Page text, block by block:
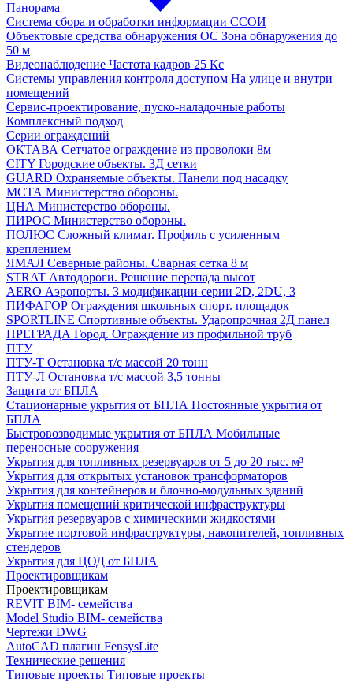
Панорама
Система сбора и обработки информации ССОИ
Объектовые средства обнаружения ОС Зона обнаружения до
50 м
Видеонаблюдение Частота кадров 25 Кс
Системы управления контроля доступом На улице и внутри
помещений
Сервис-проектирование, пуско-наладочные работы
Комплексный подход
Серии ограждений
ОКТАВА Сетчатое ограждение из проволоки 8м
CITY Городские объекты. 3Д сетки
GUARD Охраняемые объекты. Панели под насадку
МСТА Министерство обороны.
ЦНА Министерство обороны.
ПИРОС Министерство обороны.
ПОЛЮС Сложный климат. Профиль с усиленным
креплением
ЯМАЛ Северные районы. Сварная сетка 8 м
STRAT Автодороги. Решение перепада высот
AERO Аэропорты. 3 модификации серии 2D, 2DU, 3
ПИФАГОР Ограждения школьных спорт. площадок
SPORTLINE Спортивные объекты. Ударопрочная 2Д панел
ПРЕГРАДА Город. Ограждение из профильной труб
ПТУ
ПТУ-Т Остановка т/c массой 20 тонн
ПТУ-Л Остановка т/c массой 3,5 тонны
Защита от БПЛА
Стационарные укрытия от БПЛА Постоянные укрытия от
БПЛА
Быстровозводимые укрытия от БПЛА Мобильные
переносные сооружения
Укрытия для топливных резервуаров от 5 до 20 тыс. м³
Укрытия для открытых установок трансформаторов
Укрытия для контейнеров и блочно-модульных зданий
Укрытия помещений критической инфраструктуры
Укрытия резервуаров с химическими жидкостями
Укрытие портовой инфраструктуры, накопителей, топливных
стендеров
Укрытия для ЦОД от БПЛА
Проектировщикам
Проектировщикам
REVIT BIM- семейства
Model Studio BIM- семейства
Чертежи DWG
AutoCAD плагин FensysLite
Технические решения
Типовые проекты Типовые проекты